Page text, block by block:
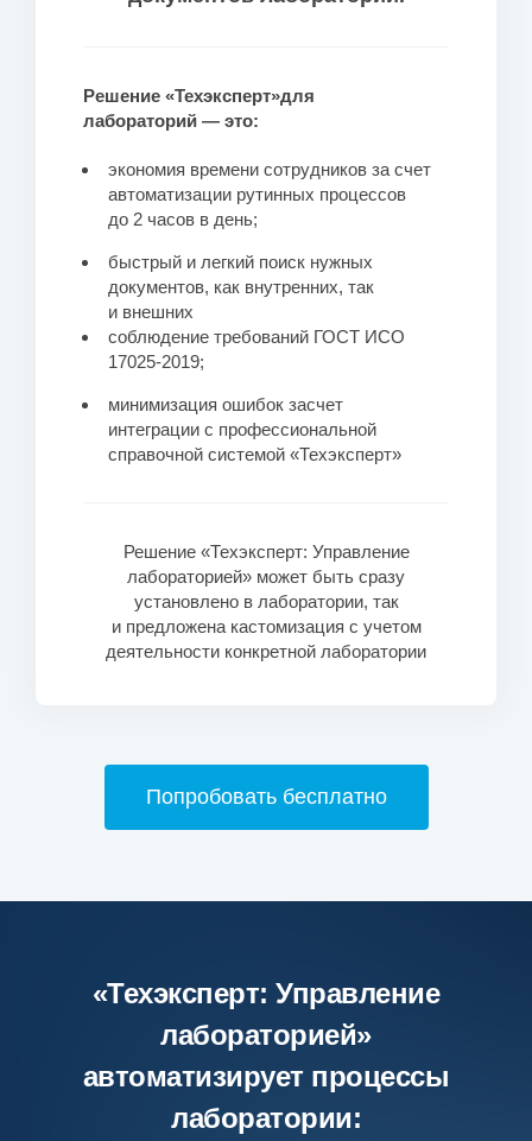
Решение «Техэксперт»для
лабораторий — это:
экономия времени сотрудников за счет
автоматизации рутинных процессов
до 2 часов в день;
быстрый и легкий поиск нужных
документов, как внутренних, так
и внешних
соблюдение требований ГОСТ ИСО
17025-2019;
минимизация ошибок засчет
интеграции с профессиональной
справочной системой «Техэксперт»
Решение «Техэксперт: Управление
лабораторией» может быть сразу
установлено в лаборатории, так
и предложена кастомизация с учетом
деятельности конкретной лаборатории
Попробовать бесплатно
«Техэксперт: Управление
лабораторией»
автоматизирует процессы
лаборатории: